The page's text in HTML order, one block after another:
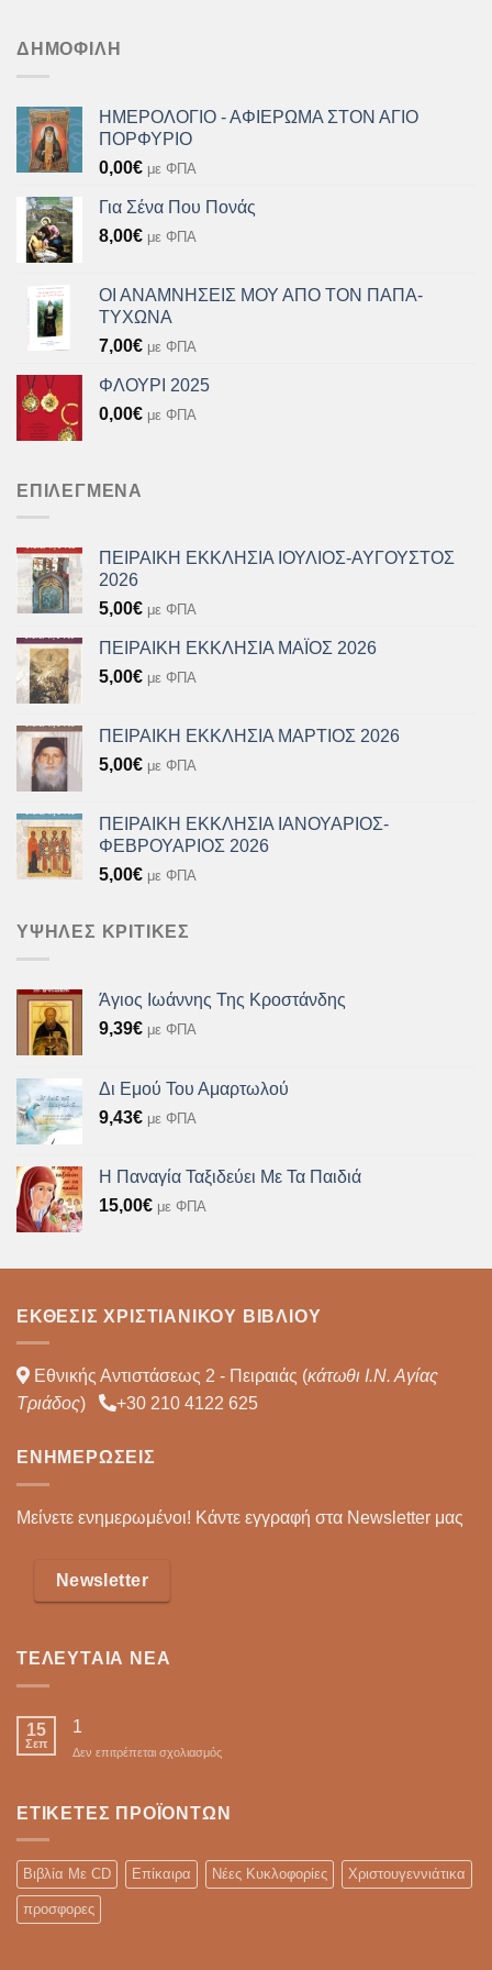
ΔΗΜΟΦΙΛΉ
ΗΜΕΡΟΛΟΓΙΟ - ΑΦΙΕΡΩΜΑ ΣΤΟΝ ΑΓΙΟ
ΠΟΡΦΥΡΙΟ
0,00€ με ΦΠΑ
Για Σένα Που Πονάς
8,00€ με ΦΠΑ
ΟΙ ΑΝΑΜΝΗΣΕΙΣ ΜΟΥ ΑΠΟ ΤΟΝ ΠΑΠΑ-
ΤΥΧΩΝΑ
7,00€ με ΦΠΑ
ΦΛΟΥΡΙ 2025
0,00€ με ΦΠΑ
ΕΠΙΛΕΓΜΈΝΑ
ΠΕΙΡΑΙΚΗ ΕΚΚΛΗΣΙΑ ΙΟΥΛΙΟΣ-ΑΥΓΟΥΣΤΟΣ
2026
5,00€ με ΦΠΑ
ΠΕΙΡΑΙΚΗ ΕΚΚΛΗΣΙΑ ΜΑΪΟΣ 2026
5,00€ με ΦΠΑ
ΠΕΙΡΑΙΚΗ ΕΚΚΛΗΣΙΑ ΜΑΡΤΙΟΣ 2026
5,00€ με ΦΠΑ
ΠΕΙΡΑΙΚΗ ΕΚΚΛΗΣΙΑ ΙΑΝΟΥΑΡΙΟΣ-
ΦΕΒΡΟΥΑΡΙΟΣ 2026
5,00€ με ΦΠΑ
ΥΨΗΛΈΣ ΚΡΙΤΙΚΈΣ
Άγιος Ιωάννης Της Κροστάνδης
9,39€ με ΦΠΑ
Δι Εμού Του Αμαρτωλού
9,43€ με ΦΠΑ
Η Παναγία Ταξιδεύει Με Τα Παιδιά
15,00€ με ΦΠΑ
ΈΚΘΕΣΙΣ ΧΡΙΣΤΙΑΝΙΚΟΎ ΒΙΒΛΊΟΥ
Εθνικής Αντιστάσεως 2 - Πειραιάς (κάτωθι Ι.Ν. Αγίας
Τριάδος) +30 210 4122 625
ΕΝΗΜΕΡΏΣΕΙΣ
Μείνετε ενημερωμένοι! Κάντε εγγραφή στα Newsletter μας
Newsletter
ΤΕΛΕΥΤΑΊΑ ΝΈΑ
15
Σεπ
1
Δεν επιτρέπεται σχολιασμόςστο
ΕΤΙΚΈΤΕΣ ΠΡΟΪΌΝΤΩΝ
Βιβλία Με CD Επίκαιρα Νέες Κυκλοφορίες Χριστουγεννιάτικα
προσφορες